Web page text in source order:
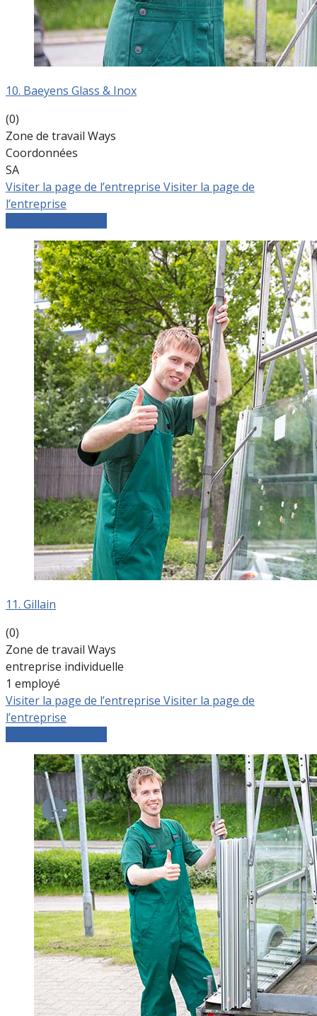
10. Baeyens Glass & Inox
(0)
Zone de travail Ways
Coordonnées
SA
Visiter la page de l’entreprise Visiter la page de
l’entreprise
11. Gillain
(0)
Zone de travail Ways
entreprise individuelle
1 employé
Visiter la page de l’entreprise Visiter la page de
l’entreprise